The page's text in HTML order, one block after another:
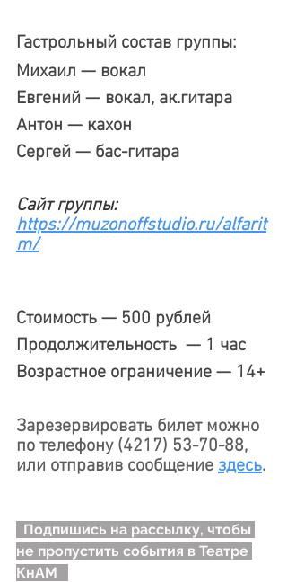
Гастрольный состав группы:
Михаил — вокал
Евгений — вокал, ак.гитара
Антон — кахон
Сергей — бас-гитара
Сайт группы:
https://muzonoffstudio.ru/alfarit
m/
Стоимость — 500 рублей
Продолжительность  — 1 час
Возрастное ограничение — 14+
Зарезервировать билет можно
по телефону (4217) 53-70-88,
или отправив сообщение здесь.
Подпишись на рассылку, чтобы
не пропустить события в Театре
КнАМ